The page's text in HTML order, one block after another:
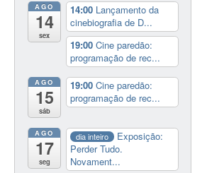
AGO
14
sex
14:00 Lançamento da
cinebiografia de D...
19:00Cine paredão:
programação de rec...
AGO
15
sáb
19:00Cine paredão:
programação de rec...
AGO
17
seg
dia inteiro
Exposição:
Perder Tudo.
Novament...